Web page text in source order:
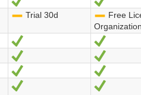
-Trial 30d
Free
Sí
Sí
Sí
Sí